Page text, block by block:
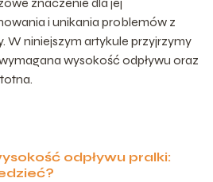
i unikania problemów z
W niniejszym artykule przyjrzymy
wysokość odpływu oraz
odpływu pralki: